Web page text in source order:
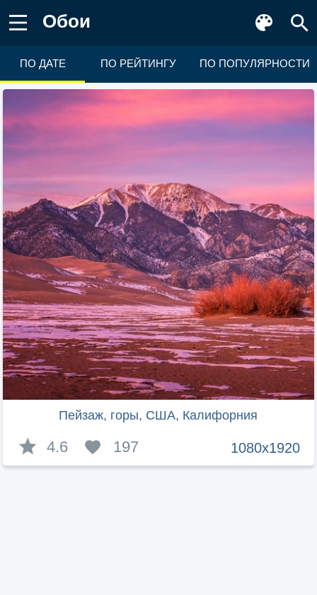
Обои
ПО ДАТЕ ПО РЕЙТИНГУ ПО ПОПУЛЯРНОСТИ
Пейзаж, горы, США, Калифорния
1080x1920
4.6 197